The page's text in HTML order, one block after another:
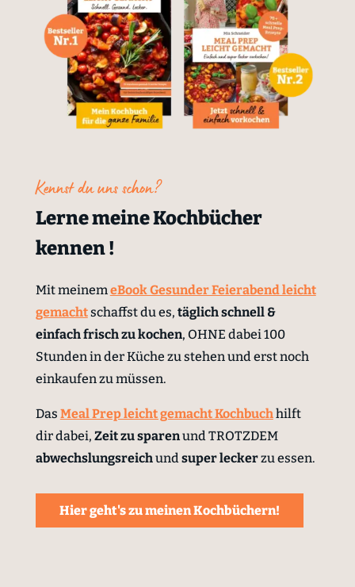
Kennst du uns schon?
Lerne meine Kochbücher
kennen !
Mit meinem eBook Gesunder Feierabend leicht
gemachtschaffst du es, täglich schnell &
einfachfrisch zu kochen, OHNE dabei 100
Stunden in der Küche zu stehen und erst noch
einkaufen zu müssen.
Das Meal Prep leicht gemacht Kochbuchhilft
dir dabei, Zeit zu sparenund TROTZDEM
abwechslungsreichund super leckerzu essen.
Hier geht's zu meinen Kochbüchern!